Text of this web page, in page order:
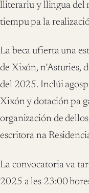
lliterariu y llingua del
tiempu pa la
La beca ufierta una
de Xixón, n’Asturies,
del 2025. Inclúi
Xixón y dotación pa
organización de
escritora na
La convocatoria va
2025 a les 23:00